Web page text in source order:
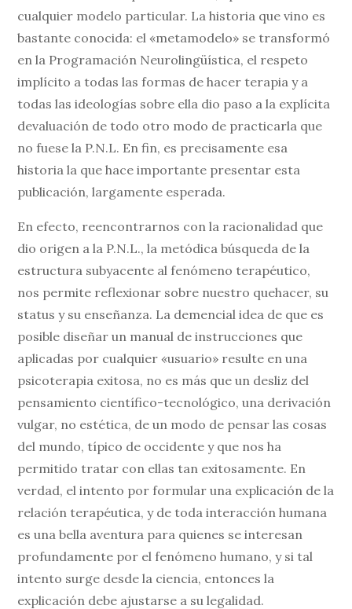
cualquier modelo particular. La historia que vino es
bastante conocida: el «metamodelo» se transformó
en la Programación Neurolingüística, el respeto
implícito a todas las formas de hacer terapia y a
todas las ideologías sobre ella dio paso a la explícita
devaluación de todo otro modo de practicarla que
no fuese la P.N.L. En fin, es precisamente esa
historia la que hace importante presentar esta
publicación, largamente esperada.
En efecto, reencontrarnos con la racionalidad que
dio origen a la P.N.L., la metódica búsqueda de la
estructura subyacente al fenómeno terapéutico,
nos permite reflexionar sobre nuestro quehacer, su
status y su enseñanza. La demencial idea de que es
posible diseñar un manual de instrucciones que
aplicadas por cualquier «usuario» resulte en una
psicoterapia exitosa, no es más que un desliz del
pensamiento científico-tecnológico, una derivación
vulgar, no estética, de un modo de pensar las cosas
del mundo, típico de occidente y que nos ha
permitido tratar con ellas tan exitosamente. En
verdad, el intento por formular una explicación de la
relación terapéutica, y de toda interacción humana
es una bella aventura para quienes se interesan
profundamente por el fenómeno humano, y si tal
intento surge desde la ciencia, entonces la
explicación debe ajustarse a su legalidad.